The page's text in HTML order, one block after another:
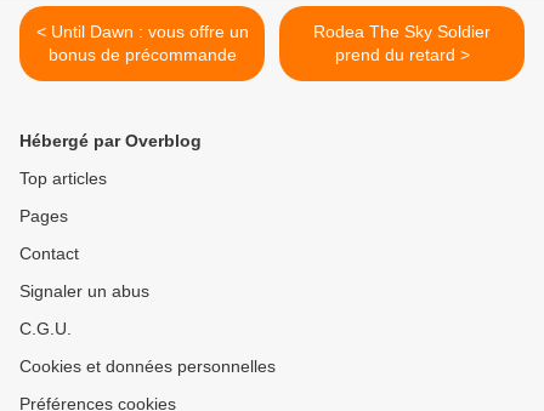
< Until Dawn : vous offre un
bonus de précommande
Rodea The Sky Soldier
prend du retard >
Hébergé par Overblog
Top articles
Pages
Contact
Signaler un abus
C.G.U.
Cookies et données personnelles
Préférences cookies